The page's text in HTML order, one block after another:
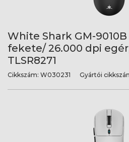
White Shark GM-9010B
fekete/ 26.000 dpi
TLSR8271
Cikkszám: W030231 Gyártói